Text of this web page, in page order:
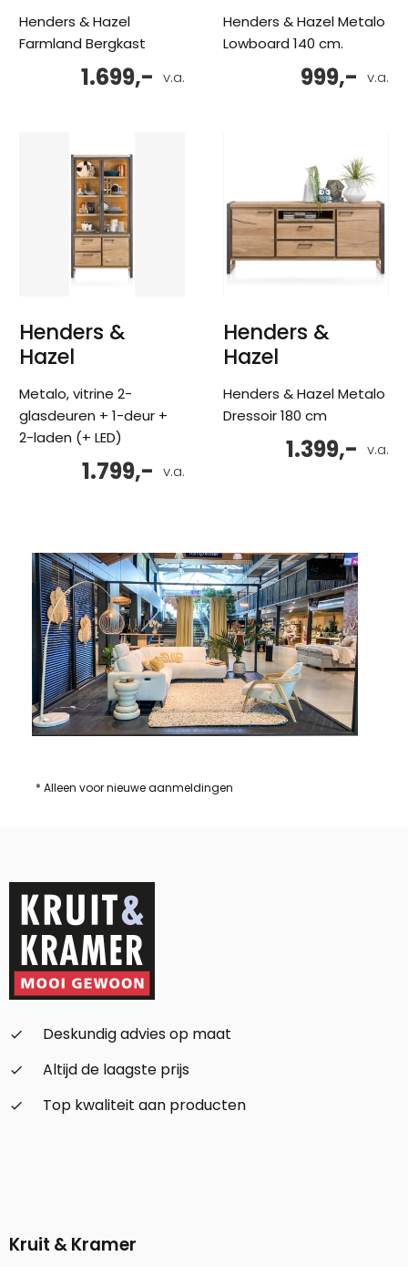
Henders & Hazel
Farmland Bergkast
v.a.
1.699,-
Henders & Hazel Metalo
Lowboard 140 cm.
v.a.
999,-
Henders &
Hazel
Metalo, vitrine 2-
glasdeuren + 1-deur +
2-laden (+ LED)
v.a.
1.799,-
Henders &
Hazel
Henders & Hazel Metalo
Dressoir 180 cm
v.a.
1.399,-
* Alleen voor nieuwe aanmeldingen
check_small
Deskundig advies op maat
check_small
Altijd de laagste prijs
check_small
Top kwaliteit aan producten
Kruit & Kramer